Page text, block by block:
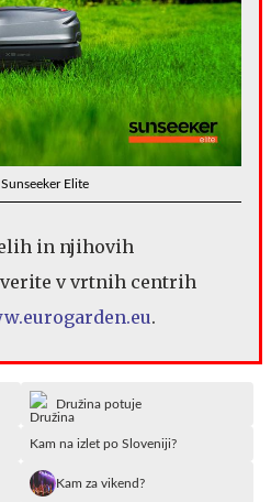
Elite
in njihovih
v vrtnih centrih
.
Družina potuje
Kam na izlet po Sloveniji?
Kam za vikend?